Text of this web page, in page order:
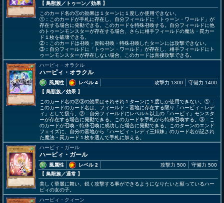
【 鳥獣族／トゥーン／効果 】
このカード名の①の効果は１ターンに１度しか使用できない。
①：このカードが手札に存在し、自分フィールドに「トゥーン・ワールド」が
存在する場合に発動できる。このカードを特殊召喚する。自分フィールドに他
のトゥーンモンスターが存在する場合、さらに相手フィールドの魔法・罠カー
ド１枚を破壊できる。
②：このカードは召喚・反転召喚・特殊召喚したターンには攻撃できない。
③：自分フィールドに「トゥーン・ワールド」が存在し、相手フィールドにト
ゥーンモンスターが存在しない場合、このカードは直接攻撃できる。
ハーピィ・オラクル
ハーピィ・オラクル
風属性
レベル 4
【 鳥獣族／効果 】
攻撃力 1300 守備力 1400
このカード名の②③の効果はそれぞれ１ターンに１度しか使用できない。①：
このカードのカード名は、フィールド・墓地に存在する限り「ハーピィ・レデ
ィ」として扱う。②：自分フィールドにレベル５以上の「ハーピィ」モンスタ
ーが存在する場合に発動できる。このカードを手札から特殊召喚する。③：こ
のカードが召喚・特殊召喚に成功した場合に発動できる。このターンのエンド
フェイズに、自分の墓地から「ハーピィ・レディ三姉妹」のカード名が記され
た魔法・罠カード１枚を選んで手札に加える。
ハーピィ・ガール
ハーピィ・ガール
風属性
レベル 2
【 鳥獣族／通常 】
攻撃力 500 守備力 500
美しく華麗に舞い、鋭く攻撃する事ができるようになりたいと願っているハー
ピィの女の子。
ハーピィ・クィーン